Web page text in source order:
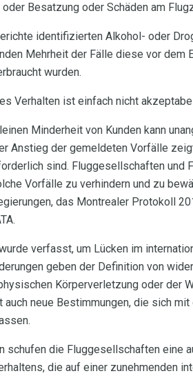
Besatzung oder Schäden am
identifizierten Alkohol- oder
Mehrheit der Fälle diese vor
wurden.
Verhalten ist einfach nicht
Minderheit von Kunden kann
Anstieg der gemeldeten Vorfälle
sind. Fluggesellschaften und
Vorfälle zu verhindern und zu
das Montrealer Protokoll
verfasst, um Lücken im
geben der Definition von
Körperverletzung oder der
auch neue Bestimmungen, die sich
schufen die Fluggesellschaften
die auf einer zunehmenden